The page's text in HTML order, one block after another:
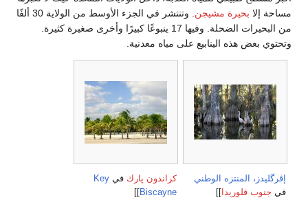
. وتنتشر في الجزء الأوسط من الولاية 30 ألفًا
17 ينبوعًا كبيرًا وأخرى صغيرة كثيرة.
Key